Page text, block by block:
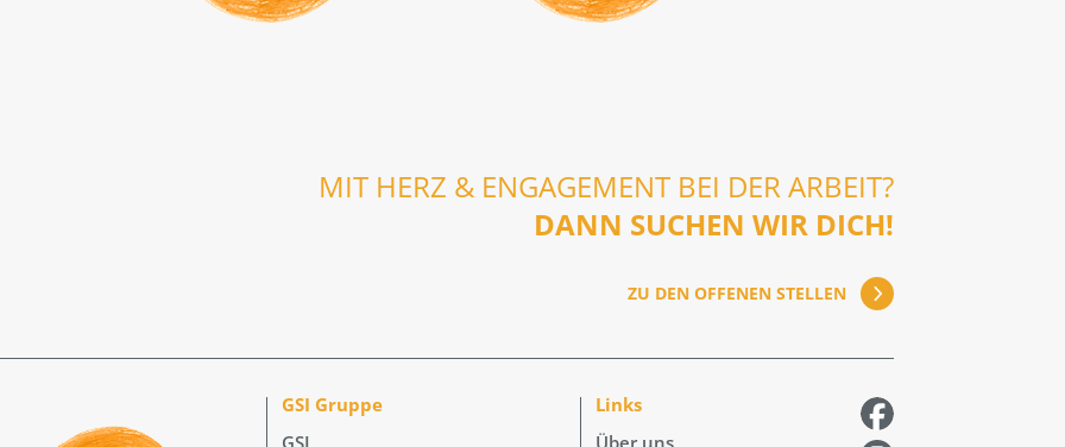
MIT HERZ & ENGAGEMENT BEI DER ARBEIT?
DANN SUCHEN WIR DICH!
ZU DEN OFFENEN STELLEN
GSI Gruppe
Links